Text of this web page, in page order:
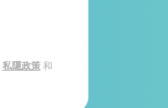
私隱政策和